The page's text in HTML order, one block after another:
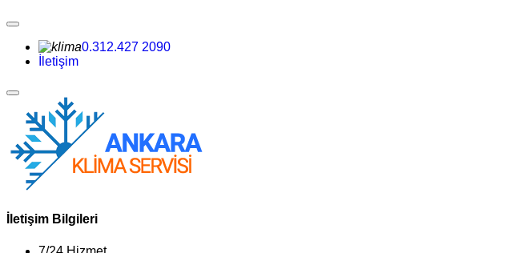
0.312.427 2090
İletişim
İletişim Bilgileri